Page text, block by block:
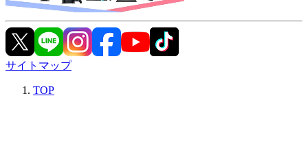
サイトマップ
TOP